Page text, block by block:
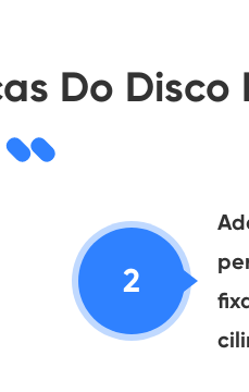
Do Disco
2